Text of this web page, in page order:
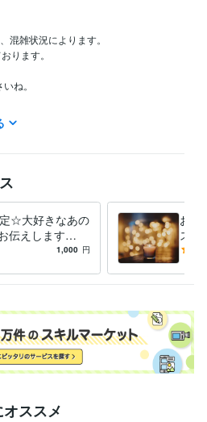
混雑状況によります。
ります。
ね。
師
年 : 2007年
得年 : 2022年
談 魂の使命・課題・生まれてきた意味
☆大好きなあの
伝えします
好きな人の本音
1,000 円
お悩
スピ
最短
ススメ